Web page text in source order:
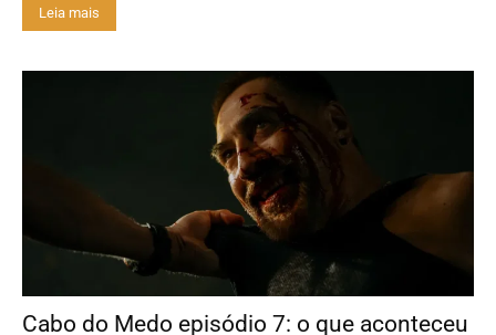
Leia mais
Cabo do Medo episódio 7: o que aconteceu